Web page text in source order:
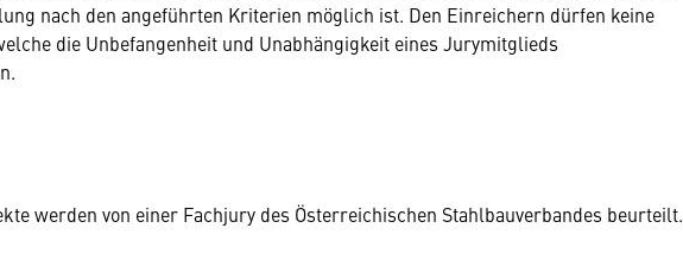
nach den angeführten Kriterien möglich ist. Den Einreichern dürfen keine
die Unbefangenheit und Unabhängigkeit eines Jurymitglieds
werden von einer Fachjury des Österreichischen Stahlbauverbandes beurteilt.